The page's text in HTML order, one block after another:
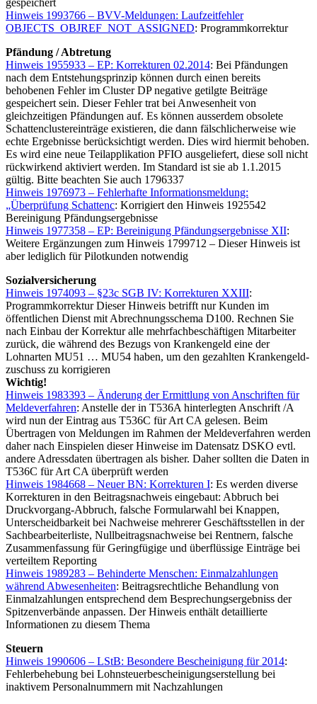
gespeichert
Hinweis 1993766 – BVV-Meldungen: Laufzeitfehler
OBJECTS_OBJREF_NOT_ASSIGNED: Programmkorrektur
Pfändung / Abtretung
Hinweis 1955933 – EP: Korrekturen 02.2014: Bei Pfändungen
nach dem Entstehungsprinzip können durch einen bereits
behobenen Fehler im Cluster DP negative getilgte Beiträge
gespeichert sein. Dieser Fehler trat bei Anwesenheit von
gleichzeitigen Pfändungen auf. Es können ausserdem obsolete
Schattenclustereinträge existieren, die dann fälschlicherweise wie
echte Ergebnisse berücksichtigt werden. Dies wird hiermit behoben.
Es wird eine neue Teilapplikation PFIO ausgeliefert, diese soll nicht
rückwirkend aktiviert werden. Im Standard ist sie ab 1.1.2015
gültig. Bitte beachten Sie auch 1796337
Hinweis 1976973 – Fehlerhafte Informationsmeldung:
„Überprüfung Schattenc: Korrigiert den Hinweis 1925542
Bereinigung Pfändungsergebnisse
Hinweis 1977358 – EP: Bereinigung Pfändungsergebnisse XII:
Weitere Ergänzungen zum Hinweis 1799712 – Dieser Hinweis ist
aber lediglich für Pilotkunden notwendig
Sozialversicherung
Hinweis 1974093 – §23c SGB IV: Korrekturen XXIII:
Programmkorrektur Dieser Hinweis betrifft nur Kunden im
öffentlichen Dienst mit Abrechnungsschema D100. Rechnen Sie
nach Einbau der Korrektur alle mehrfachbeschäftigen Mitarbeiter
zurück, die während des Bezugs von Krankengeld eine der
Lohnarten MU51 … MU54 haben, um den gezahlten Krankengeld-
zuschuss zu korrigieren
Wichtig!
Hinweis 1983393 – Änderung der Ermittlung von Anschriften für
Meldeverfahren: Anstelle der in T536A hinterlegten Anschrift /A
wird nun der Eintrag aus T536C für Art CA gelesen. Beim
Übertragen von Meldungen im Rahmen der Meldeverfahren werden
daher nach Einspielen dieser Hinweise im Datensatz DSKO evtl.
andere Adressdaten übertragen als bisher. Daher sollten die Daten in
T536C für Art CA überprüft werden
Hinweis 1984668 – Neuer BN: Korrekturen I: Es werden diverse
Korrekturen in den Beitragsnachweis eingebaut: Abbruch bei
Druckvorgang-Abbruch, falsche Formularwahl bei Knappen,
Unterscheidbarkeit bei Nachweise mehrerer Geschäftsstellen in der
Sachbearbeiterliste, Nullbeitragsnachweise bei Rentnern, falsche
Zusammenfassung für Geringfügige und überflüssige Einträge bei
verteiltem Reporting
Hinweis 1989283 – Behinderte Menschen: Einmalzahlungen
während Abwesenheiten: Beitragsrechtliche Behandlung von
Einmalzahlungen entsprechend dem Besprechungsergebniss der
Spitzenverbände anpassen. Der Hinweis enthält detaillierte
Informationen zu diesem Thema
Steuern
Hinweis 1990606 – LStB: Besondere Bescheinigung für 2014:
Fehlerbehebung bei Lohnsteuerbescheinigungserstellung bei
inaktivem Personalnummern mit Nachzahlungen